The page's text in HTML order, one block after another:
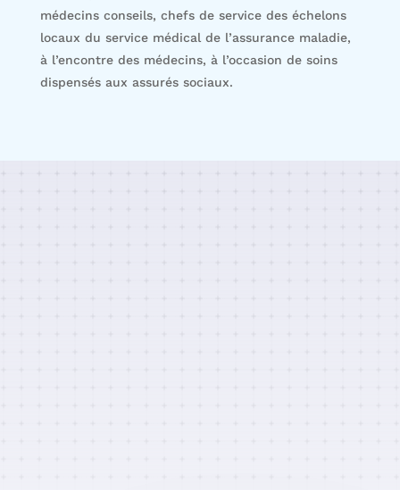
médecins conseils, chefs de service des échelons
locaux du service médical de l’assurance maladie,
à l’encontre des médecins, à l’occasion de soins
dispensés aux assurés sociaux.